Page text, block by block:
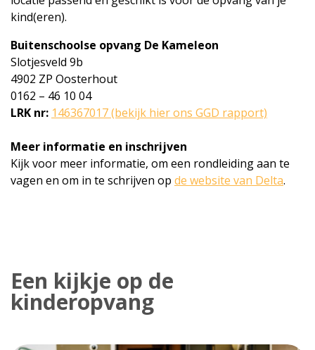
kind(eren).
Buitenschoolse opvang De Kameleon
Slotjesveld 9b
4902 ZP Oosterhout
0162 – 46 10 04
LRK nr: 146367017 (bekijk hier ons GGD rapport)
Meer informatie en inschrijven
Kijk voor meer informatie, om een rondleiding aan te
vagen en om in te schrijven op de website van Delta.
Een kijkje op de
kinderopvang